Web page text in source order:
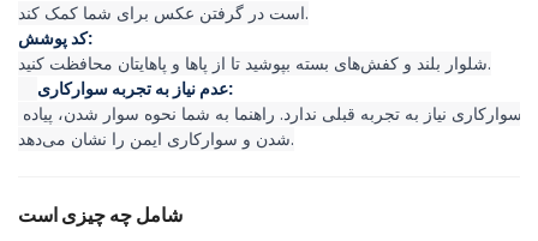
است در گرفتن عکس برای شما کمک کند.
کد پوشش:
شلوار بلند و کفش‌های بسته بپوشید تا از پاها و پاهایتان محافظت کنید.
عدم نیاز به تجربه سوارکاری:
شدن و سوارکاری ایمن را نشان می‌دهد.
شامل چه چیزی است